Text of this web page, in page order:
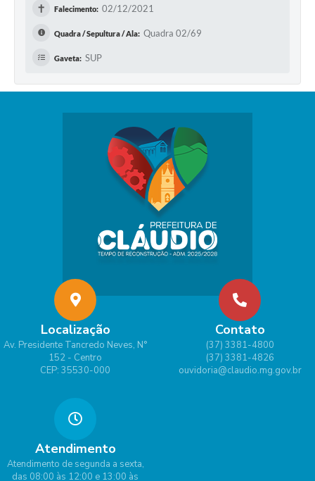
✝ Falecimento: 02/12/2021
Quadra / Sepultura / Ala: Quadra 02/69
Gaveta: SUP
Localização
Av. Presidente Tancredo Neves, N°
152 - Centro
CEP: 35530-000
Contato
(37) 3381-4800
(37) 3381-4826
ouvidoria@claudio.mg.gov.br
Atendimento
Atendimento de segunda a sexta,
das 08:00 às 12:00 e 13:00 às